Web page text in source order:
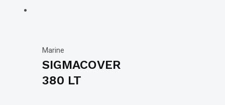
Marine
SIGMACOVER
380 LT